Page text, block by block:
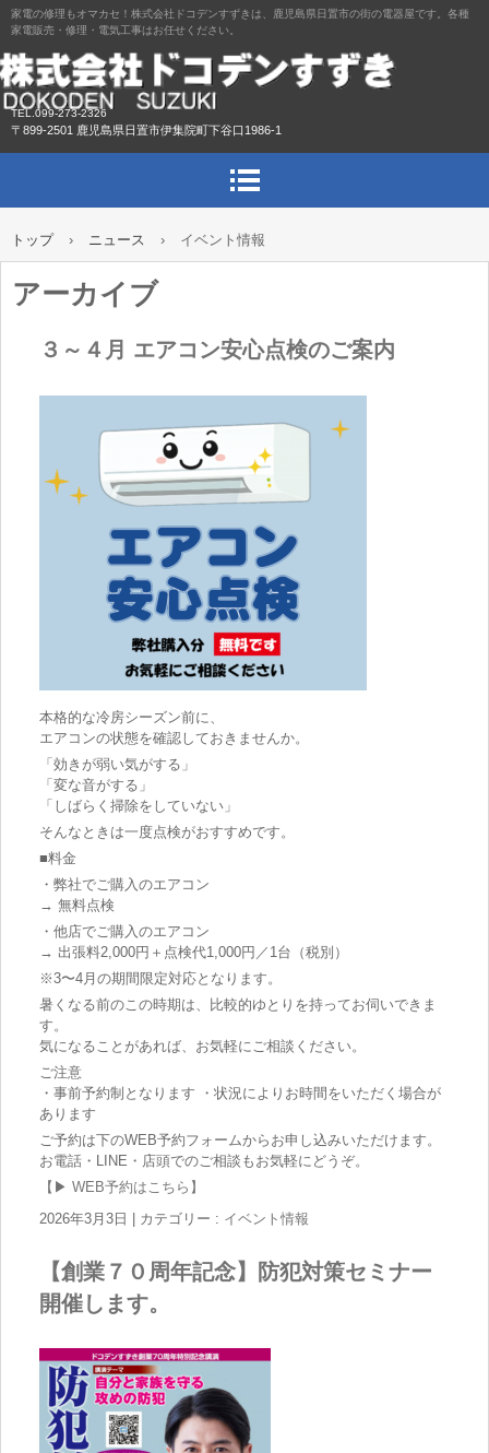
家電の修理もオマカセ！株式会社ドコデンすずきは、鹿児島県日置市の街の電器屋です。各種
家電販売・修理・電気工事はお任せください。
TEL.099-273-2326
〒899-2501 鹿児島県日置市伊集院町下谷口1986-1
トップ › ニュース › イベント情報
アーカイブ
３～４月 エアコン安心点検のご案内
本格的な冷房シーズン前に、
エアコンの状態を確認しておきませんか。
「効きが弱い気がする」
「変な音がする」
「しばらく掃除をしていない」
そんなときは一度点検がおすすめです。
■料金
・弊社でご購入のエアコン
→ 無料点検
・他店でご購入のエアコン
→ 出張料2,000円＋点検代1,000円／1台（税別）
※3〜4月の期間限定対応となります。
暑くなる前のこの時期は、比較的ゆとりを持ってお伺いできま
す。
気になることがあれば、お気軽にご相談ください。
ご注意
・事前予約制となります ・状況によりお時間をいただく場合が
あります
ご予約は下のWEB予約フォームからお申し込みいただけます。
お電話・LINE・店頭でのご相談もお気軽にどうぞ。
【▶ WEB予約はこちら】
2026年3月3日 | カテゴリー : イベント情報
【創業７０周年記念】防犯対策セミナー
開催します。